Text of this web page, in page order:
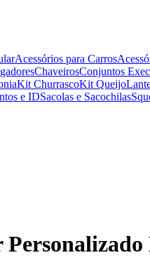
Acessórios para Carros
ChaveirosConjuntos
Kit ChurrascoKit Queijo
e IDSacolas e Sacochilas